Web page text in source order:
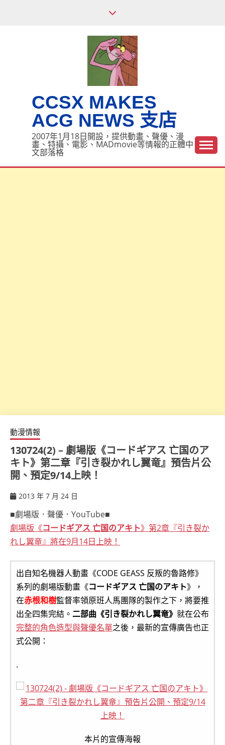
CCSX MAKES
ACG NEWS 支店
2007年1月18日開設，提供動畫、聲優、漫
畫、特攝、電影、MADmovie等情報的正體中
文部落格
動漫情報
130724(2) – 劇場版《コードギアス 亡国のア
キト》第二章『引き裂かれし翼竜』預告片公
開、預定9/14上映！
2013 年 7 月 24 日
■劇場版．聲優．YouTube■
劇場版《コードギアス 亡国のアキト》第2章『引き裂か
れし翼竜』將在9月14日上映！
出自知名機器人動畫《CODE GEASS 反叛的魯路修》
系列的劇場版動畫《コードギアス 亡国のアキト》，
在赤根和樹監督率領原班人馬團隊的製作之下，將要推
出全四集完結。 二部曲《引き裂かれし翼竜》 就在公布
完整的角色造型與聲優名單之後，最新的宣傳廣告也正
式公開：
.
本片的宣傳海報